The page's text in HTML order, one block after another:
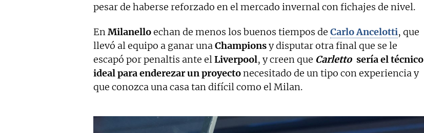
pesar de haberse reforzado en el mercado invernal con fichajes de nivel.
EnMilanelloechan de menos los buenos tiempos de Carlo Ancelotti, que
llevó al equipo a ganar unaChampionsy disputar otra final que se le
escapó por penaltis ante elLiverpool, y creen que Carletto sería el técnico
ideal para enderezar un proyectonecesitado de un tipo con experiencia y
que conozca una casa tan difícil como el Milan.